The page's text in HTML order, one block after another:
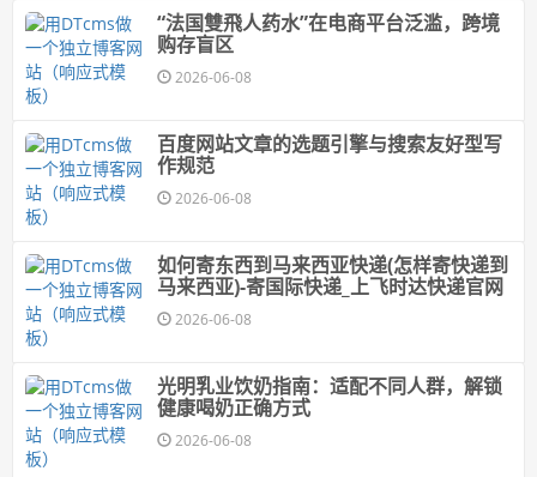
“法国雙飛人药水”在电商平台泛滥，跨境
购存盲区
2026-06-08
百度网站文章的选题引擎与搜索友好型写
作规范
2026-06-08
如何寄东西到马来西亚快递(怎样寄快递到
马来西亚)-寄国际快递_上飞时达快递官网
2026-06-08
光明乳业饮奶指南：适配不同人群，解锁
健康喝奶正确方式
2026-06-08